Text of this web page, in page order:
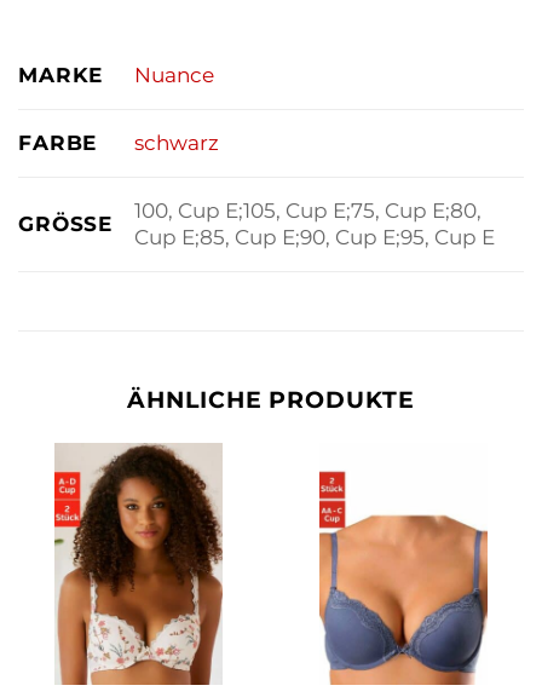
MARKE Nuance
FARBE schwarz
GRÖSSE
100, Cup E;105, Cup E;75, Cup E;80,
Cup E;85, Cup E;90, Cup E;95, Cup E
ÄHNLICHE PRODUKTE